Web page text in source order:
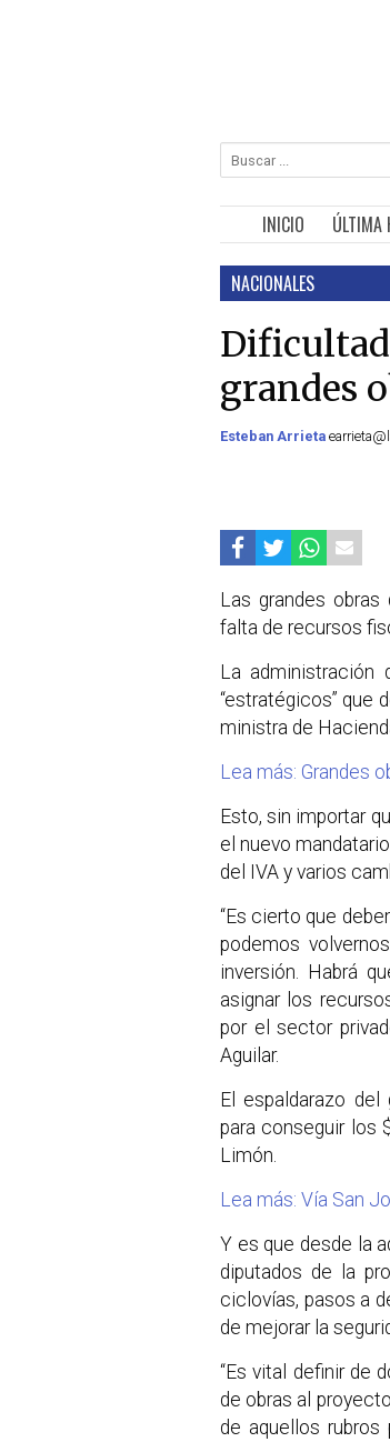
INICIO ÚLTIMA
NACIONALES
grandes
Esteban Arrieta
Las grandes
falta de recursos
La administración
“estratégicos” que
ministra de
Lea más: Grandes
Esto, sin importar
el nuevo
del IVA y varios
“Es cierto que
podemos
inversión. Habrá
asignar los
por el sector
Aguilar.
El espaldarazo
para conseguir los
Limón.
Lea más: Vía San
Y es que desde la
diputados de la
ciclovías, pasos a
de mejorar la
“Es vital definir de
de obras al
de aquellos rubros